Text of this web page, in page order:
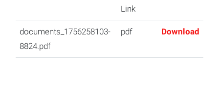
Link
documents_1756258103-
8824.pdf
pdf Download